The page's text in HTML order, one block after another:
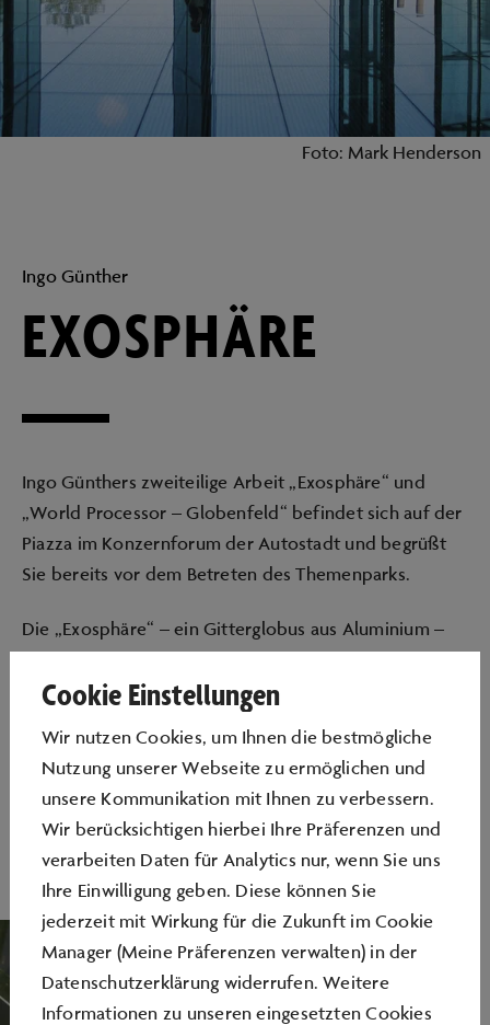
Foto: Mark Henderson
Ingo Günther
EXOSPHÄRE
Ingo Günthers zweiteilige Arbeit „Exosphäre“ und
„World Processor – Globenfeld“ befindet sich auf der
Piazza im Konzernforum der Autostadt und begrüßt
Sie bereits vor dem Betreten des Themenparks.
Die „Exosphäre“ – ein Gitterglobus aus Aluminium –
Tonnen. Sie verhält sich im Maßstab 1:1 Mio. zur Erde
Rotationsachse unseres Planeten in einem Winkel von
23,45° über den Köpfen der Gäste.
Cookie Einstellungen
Wir nutzen Cookies, um Ihnen die bestmögliche
Nutzung unserer Webseite zu ermöglichen und
unsere Kommunikation mit Ihnen zu verbessern.
Wir berücksichtigen hierbei Ihre Präferenzen und
verarbeiten Daten für Analytics nur, wenn Sie uns
Ihre Einwilligung geben. Diese können Sie
jederzeit mit Wirkung für die Zukunft im Cookie
Manager (Meine Präferenzen verwalten) in der
Datenschutzerklärung widerrufen. Weitere
Informationen zu unseren eingesetzten Cookies